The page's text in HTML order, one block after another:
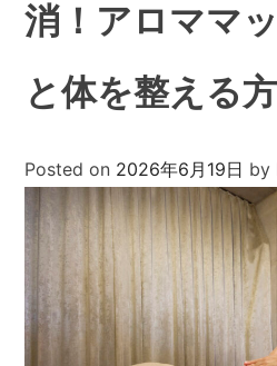
消！アロママ
と体を整える
Posted on 2026年6月19日 by